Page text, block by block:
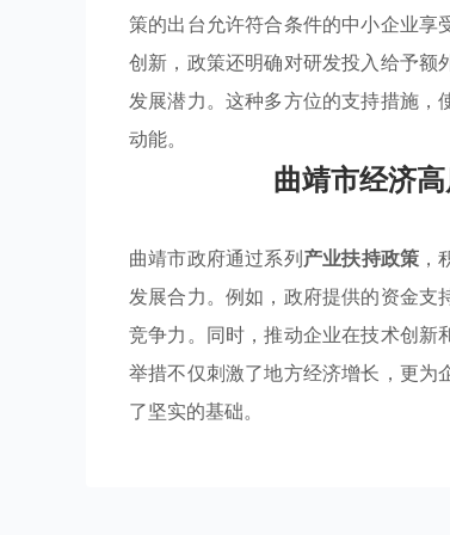
策的出台允许符合条件的中小企业
创新，政策还明确对研发投入给予额
发展潜力。这种多方位的支持措施，
动能。
曲靖市经济
曲靖市政府通过系列产业扶持政策
发展合力。例如，政府提供的资金支
竞争力。同时，推动企业在技术创新
举措不仅刺激了地方经济增长，更为
了坚实的基础。